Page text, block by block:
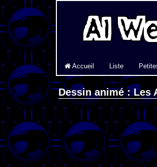
Accueil Liste
Dessin animé : Les